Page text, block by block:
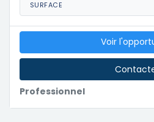
SURFACE
Professionnel
Voir